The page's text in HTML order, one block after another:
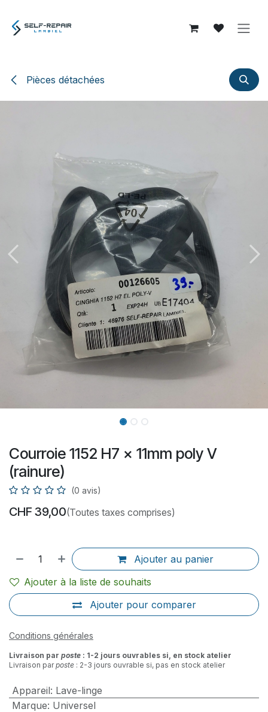
Pièces détachées
Courroie 1152 H7 x 11mm poly V
(rainure)
(0 avis)
CHF 39,00(Toutes taxes comprises)
Ajouter au panier
Ajouter pour comparer
Ajouter à la liste de souhaits
Conditions générales
Livraison par poste : 1-2 jours ouvrables si, en stock atelier
Livraison parposte : 2-3 jours ouvrable si, pas en stock atelier
Appareil: Lave-linge
Marque: Universel